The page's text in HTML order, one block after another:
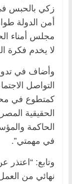
زكي بالحبس
أمن الدولة
مجلس أمناء
لا يخدم فكرة
وأضاف في
التواصل
كمتطوع في
الحقيقية
الحاكمة
في مهمتي”.
وتابع:
نهائي من